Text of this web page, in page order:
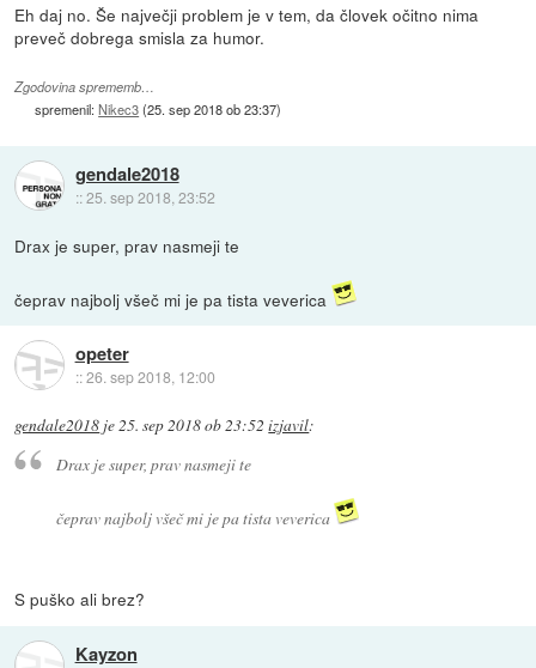
Eh daj no. Še največji problem je v tem, da človek očitno nima
preveč dobrega smisla za humor.
Zgodovina sprememb…
spremenil:Nikec3(25. sep 2018 ob 23:37)
gendale2018
::25. sep 2018, 23:52
Drax je super, prav nasmeji te
čeprav najbolj všeč mi je pa tista veverica
opeter
::26. sep 2018, 12:00
gendale2018 je25. sep 2018 ob 23:52 izjavil:
Drax je super, prav nasmeji te
čeprav najbolj všeč mi je pa tista veverica
S puško ali brez?
Kayzon